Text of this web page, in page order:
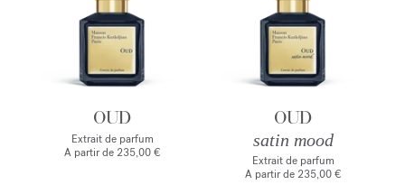
OUD
Extrait de parfum
A partir de 235,00 €
OUD
satin mood
Extrait de parfum
A partir de 235,00 €